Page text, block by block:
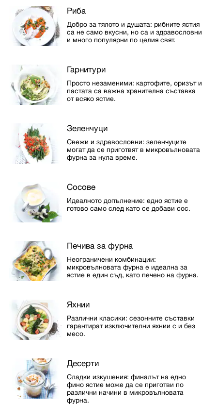
Риба
Добро за тялото и душата: рибните ястия
са не само вкусни, но са и здравословни
и много популярни по целия свят.
Гарнитури
Просто незаменими: картофите, оризът и
пастата са важна хранителна съставка
от всяко ястие.
Зеленчуци
Свежи и здравословни: зеленчуците
могат да се приготвят в микровълновата
фурна за нула време.
Сосове
Идеалното допълнение: едно ястие е
готово само след като се добави сос.
Печива за фурна
Неограничени комбинации:
микровълновата фурна е идеална за
ястие в един съд, като печено на фурна.
Яхнии
Различни класики: сезонните съставки
гарантират изключителни яхнии с и без
месо.
Десерти
Сладки изкушения: финалът на едно
фино ястие може да се приготви по
различни начини в микровълновата
фурна.